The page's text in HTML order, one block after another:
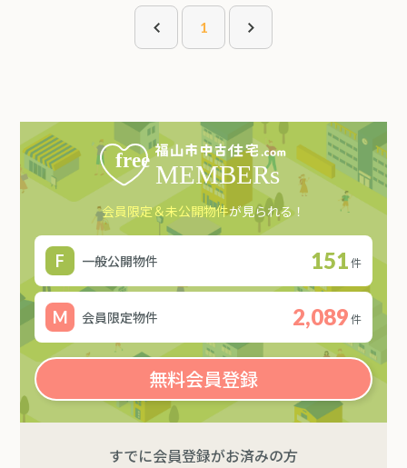
1
会員限定＆未公開物件が見られる！
一般公開物件 151件
会員限定物件 2,089件
無料会員登録
すでに会員登録がお済みの方